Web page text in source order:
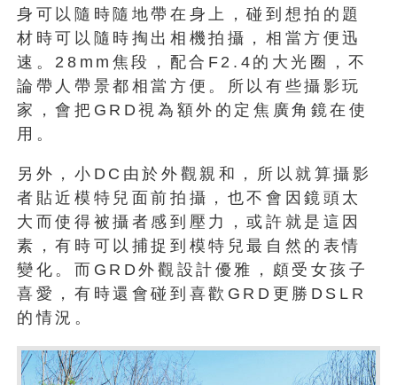
身可以隨時隨地帶在身上，碰到想拍的題
材時可以隨時掏出相機拍攝，相當方便迅
速。28mm焦段，配合F2.4的大光圈，不
論帶人帶景都相當方便。所以有些攝影玩
家，會把GRD視為額外的定焦廣角鏡在使
用。
另外，小DC由於外觀親和，所以就算攝影
者貼近模特兒面前拍攝，也不會因鏡頭太
大而使得被攝者感到壓力，或許就是這因
素，有時可以捕捉到模特兒最自然的表情
變化。而GRD外觀設計優雅，頗受女孩子
喜愛，有時還會碰到喜歡GRD更勝DSLR
的情況。